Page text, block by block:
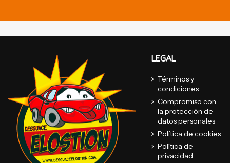
LEGAL
Términos y
condiciones
Compromiso con
la protección de
datos personales
Política de cookies
Política de
privacidad